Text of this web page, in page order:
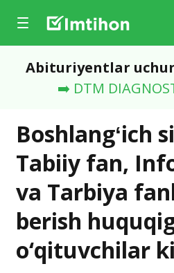
Abituriyentlar
➡️ DTM
Boshlangʻich
Tabiiy fan,
va Tarbiya
berish
o‘qituvchilar